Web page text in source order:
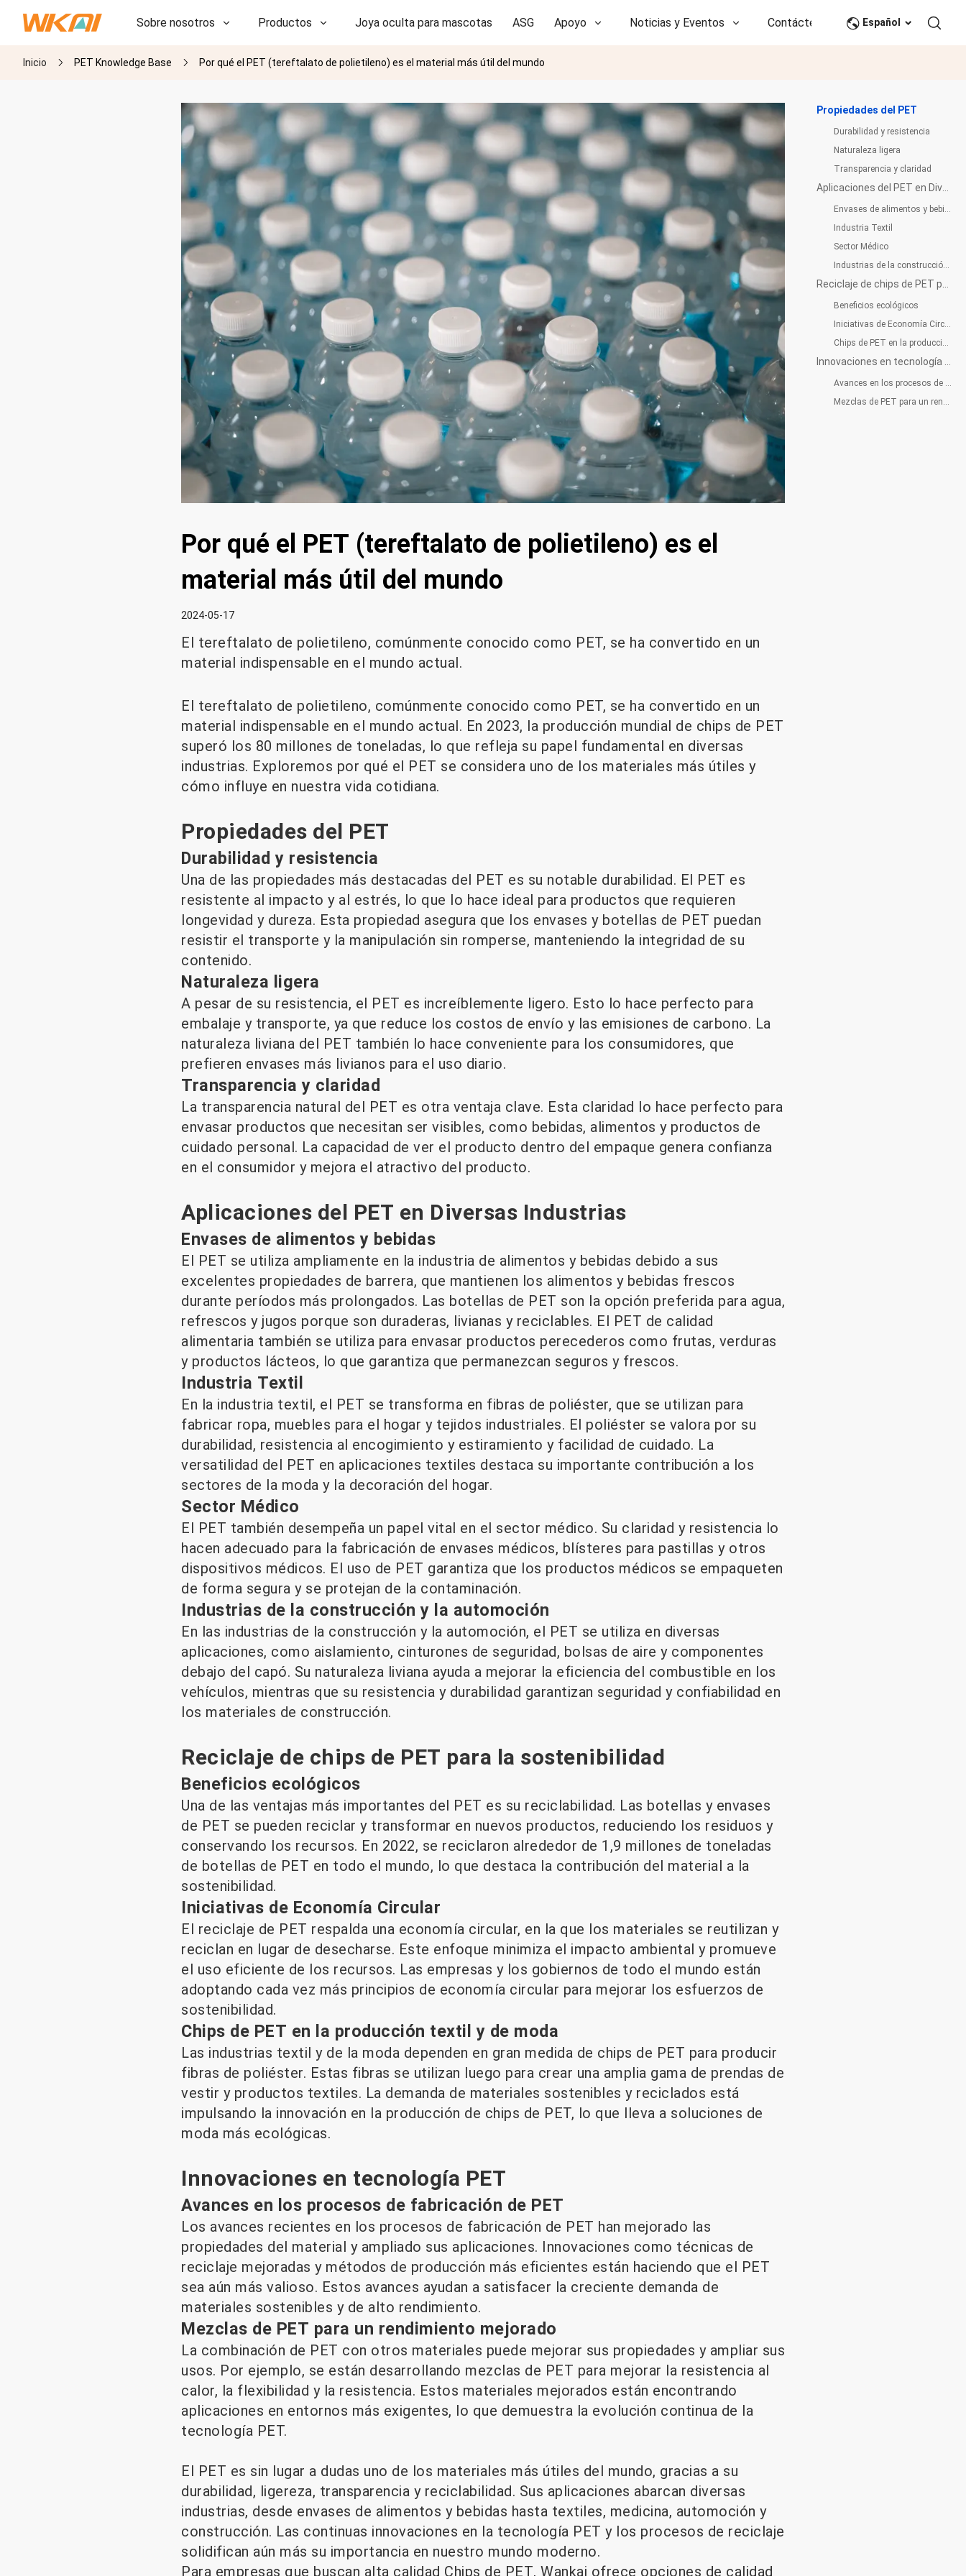
Sobre nosotros Productos Joya oculta para mascotas ASG Apoyo Noticias y Eventos Contáctenos CN
I+D
Español
Inicio PET Knowledge Base Por qué el PET (tereftalato de polietileno) es el material más útil del mundo
Propiedades del PET
Durabilidad y resistencia
Naturaleza ligera
Transparencia y claridad
Envases de alimentos y bebidas
Industria Textil
Sector Médico
Industrias de la construcción y la automoción
Beneficios ecológicos
Iniciativas de Economía Circular
Chips de PET en la producción textil y de moda
Avances en los procesos de fabricación de PET
Mezclas de PET para un rendimiento mejorado
Por qué el PET (tereftalato de polietileno) es el
material más útil del mundo
2024-05-17
El tereftalato de polietileno, comúnmente conocido como PET, se ha convertido en un
material indispensable en el mundo actual.
El tereftalato de polietileno, comúnmente conocido como PET, se ha convertido en un
material indispensable en el mundo actual. En 2023, la producción mundial de chips de PET
superó los 80 millones de toneladas, lo que refleja su papel fundamental en diversas
industrias. Exploremos por qué el PET se considera uno de los materiales más útiles y
cómo influye en nuestra vida cotidiana.
Propiedades del PET
Durabilidad y resistencia
Una de las propiedades más destacadas del PET es su notable durabilidad. El PET es
resistente al impacto y al estrés, lo que lo hace ideal para productos que requieren
longevidad y dureza. Esta propiedad asegura que los envases y botellas de PET puedan
resistir el transporte y la manipulación sin romperse, manteniendo la integridad de su
contenido.
Naturaleza ligera
A pesar de su resistencia, el PET es increíblemente ligero. Esto lo hace perfecto para
embalaje y transporte, ya que reduce los costos de envío y las emisiones de carbono. La
naturaleza liviana del PET también lo hace conveniente para los consumidores, que
prefieren envases más livianos para el uso diario.
Transparencia y claridad
La transparencia natural del PET es otra ventaja clave. Esta claridad lo hace perfecto para
envasar productos que necesitan ser visibles, como bebidas, alimentos y productos de
cuidado personal. La capacidad de ver el producto dentro del empaque genera confianza
en el consumidor y mejora el atractivo del producto.
Aplicaciones del PET en Diversas Industrias
Envases de alimentos y bebidas
El PET se utiliza ampliamente en la industria de alimentos y bebidas debido a sus
excelentes propiedades de barrera, que mantienen los alimentos y bebidas frescos
durante períodos más prolongados. Las botellas de PET son la opción preferida para agua,
refrescos y jugos porque son duraderas, livianas y reciclables. El PET de calidad
alimentaria también se utiliza para envasar productos perecederos como frutas, verduras
y productos lácteos, lo que garantiza que permanezcan seguros y frescos.
Industria Textil
En la industria textil, el PET se transforma en fibras de poliéster, que se utilizan para
fabricar ropa, muebles para el hogar y tejidos industriales. El poliéster se valora por su
durabilidad, resistencia al encogimiento y estiramiento y facilidad de cuidado. La
versatilidad del PET en aplicaciones textiles destaca su importante contribución a los
sectores de la moda y la decoración del hogar.
Sector Médico
El PET también desempeña un papel vital en el sector médico. Su claridad y resistencia lo
hacen adecuado para la fabricación de envases médicos, blísteres para pastillas y otros
dispositivos médicos. El uso de PET garantiza que los productos médicos se empaqueten
de forma segura y se protejan de la contaminación.
Industrias de la construcción y la automoción
En las industrias de la construcción y la automoción, el PET se utiliza en diversas
aplicaciones, como aislamiento, cinturones de seguridad, bolsas de aire y componentes
debajo del capó. Su naturaleza liviana ayuda a mejorar la eficiencia del combustible en los
vehículos, mientras que su resistencia y durabilidad garantizan seguridad y confiabilidad en
los materiales de construcción.
Reciclaje de chips de PET para la sostenibilidad
Beneficios ecológicos
Una de las ventajas más importantes del PET es su reciclabilidad. Las botellas y envases
de PET se pueden reciclar y transformar en nuevos productos, reduciendo los residuos y
conservando los recursos. En 2022, se reciclaron alrededor de 1,9 millones de toneladas
de botellas de PET en todo el mundo, lo que destaca la contribución del material a la
sostenibilidad.
Iniciativas de Economía Circular
El reciclaje de PET respalda una economía circular, en la que los materiales se reutilizan y
reciclan en lugar de desecharse. Este enfoque minimiza el impacto ambiental y promueve
el uso eficiente de los recursos. Las empresas y los gobiernos de todo el mundo están
adoptando cada vez más principios de economía circular para mejorar los esfuerzos de
sostenibilidad.
Chips de PET en la producción textil y de moda
Las industrias textil y de la moda dependen en gran medida de chips de PET para producir
fibras de poliéster. Estas fibras se utilizan luego para crear una amplia gama de prendas de
vestir y productos textiles. La demanda de materiales sostenibles y reciclados está
impulsando la innovación en la producción de chips de PET, lo que lleva a soluciones de
moda más ecológicas.
Innovaciones en tecnología PET
Avances en los procesos de fabricación de PET
Los avances recientes en los procesos de fabricación de PET han mejorado las
propiedades del material y ampliado sus aplicaciones. Innovaciones como técnicas de
reciclaje mejoradas y métodos de producción más eficientes están haciendo que el PET
sea aún más valioso. Estos avances ayudan a satisfacer la creciente demanda de
materiales sostenibles y de alto rendimiento.
Mezclas de PET para un rendimiento mejorado
La combinación de PET con otros materiales puede mejorar sus propiedades y ampliar sus
usos. Por ejemplo, se están desarrollando mezclas de PET para mejorar la resistencia al
calor, la flexibilidad y la resistencia. Estos materiales mejorados están encontrando
aplicaciones en entornos más exigentes, lo que demuestra la evolución continua de la
tecnología PET.
El PET es sin lugar a dudas uno de los materiales más útiles del mundo, gracias a su
durabilidad, ligereza, transparencia y reciclabilidad. Sus aplicaciones abarcan diversas
industrias, desde envases de alimentos y bebidas hasta textiles, medicina, automoción y
construcción. Las continuas innovaciones en la tecnología PET y los procesos de reciclaje
solidifican aún más su importancia en nuestro mundo moderno.
Para empresas que buscan alta calidad Chips de PET, Wankai ofrece opciones de calidad